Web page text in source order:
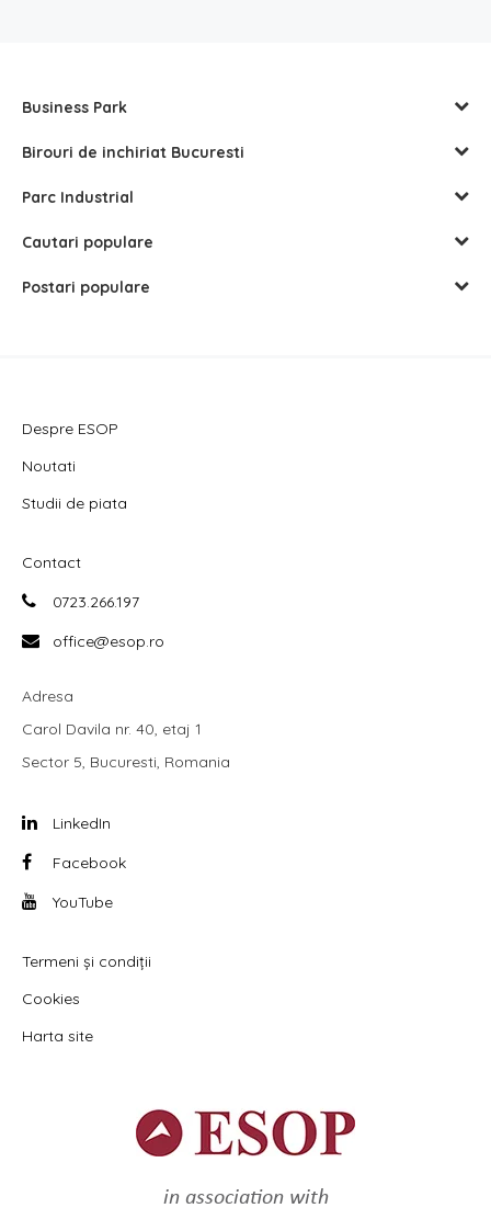
Business Park
Birouri de inchiriat Bucuresti
Parc Industrial
Cautari populare
Postari populare
Despre ESOP
Noutati
Studii de piata
Contact
0723.266.197
office@esop.ro
Adresa
Carol Davila nr. 40, etaj 1
Sector 5, Bucuresti, Romania
LinkedIn
Facebook
YouTube
Termeni și condiții
Cookies
Harta site
in association with